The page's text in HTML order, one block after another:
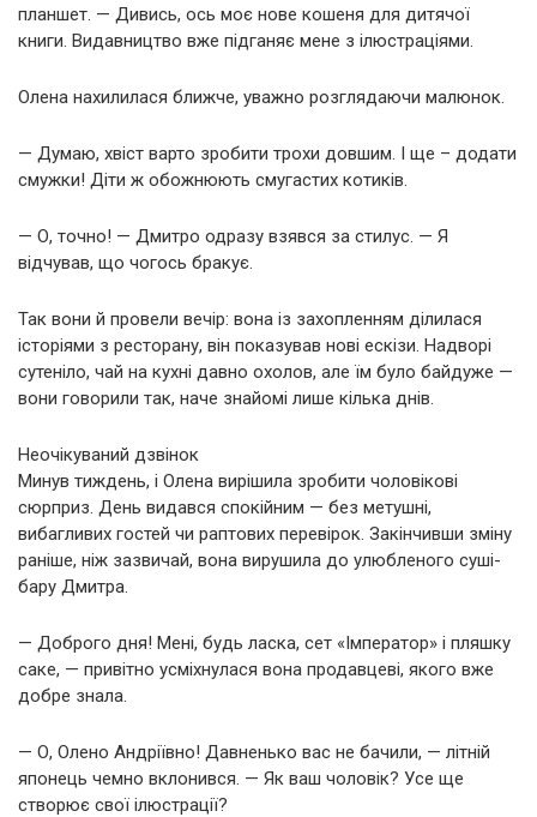
планшет. — Дивись, ось моє нове кошеня для дитячої
книги. Видавництво вже підганяє мене з ілюстраціями.
Олена нахилилася ближче, уважно розглядаючи малюнок.
— Думаю, хвіст варто зробити трохи довшим. І ще – додати
смужки! Діти ж обожнюють смугастих котиків.
— О, точно! — Дмитро одразу взявся за стилус. — Я
відчував, що чогось бракує.
Так вони й провели вечір: вона із захопленням ділилася
історіями з ресторану, він показував нові ескізи. Надворі
сутеніло, чай на кухні давно охолов, але їм було байдуже —
вони говорили так, наче знайомі лише кілька днів.
Неочікуваний дзвінок
Минув тиждень, і Олена вирішила зробити чоловікові
сюрприз. День видався спокійним — без метушні,
вибагливих гостей чи раптових перевірок. Закінчивши зміну
раніше, ніж зазвичай, вона вирушила до улюбленого суші-
бару Дмитра.
— Доброго дня! Мені, будь ласка, сет «Імператор» і пляшку
саке, — привітно усміхнулася вона продавцеві, якого вже
добре знала.
— О, Олено Андріївно! Давненько вас не бачили, — літній
японець чемно вклонився. — Як ваш чоловік? Усе ще
створює свої ілюстрації?